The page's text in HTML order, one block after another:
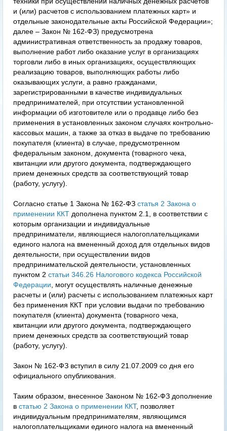
и (или) расчетов с использованием платежных карт» и
отдельные законодательные акты Российской Федерации»;
далее – Закон № 162-ФЗ) предусмотрена
административная ответственность за продажу товаров,
выполнение работ либо оказание услуг в организациях
торговли либо в иных организациях, осуществляющих
реализацию товаров, выполняющих работы либо
оказывающих услуги, а равно гражданами,
зарегистрированными в качестве индивидуальных
предпринимателей, при отсутствии установленной
информации об изготовителе или о продавце либо без
применения в установленных законом случаях контрольно-
кассовых машин, а также за отказ в выдаче по требованию
покупателя (клиента) в случае, предусмотренном
федеральным законом, документа (товарного чека,
квитанции или другого документа, подтверждающего
прием денежных средств за соответствующий товар
(работу, услугу).
Согласно статье 1 Закона № 162-ФЗ статья 2 Закона о
применении ККТ дополнена пунктом 2.1, в соответствии с
которым организации и индивидуальные
предприниматели, являющиеся налогоплательщиками
единого налога на вмененный доход для отдельных видов
деятельности, при осуществлении видов
предпринимательской деятельности, установленных
пунктом 2 статьи 346.26 Налогового кодекса Российской
Федерации , могут осуществлять наличные денежные
расчеты и (или) расчеты с использованием платежных карт
без применения ККТ при условии выдачи по требованию
покупателя (клиента) документа (товарного чека,
квитанции или другого документа, подтверждающего
прием денежных средств за соответствующий товар
(работу, услугу).
Закон № 162-ФЗ вступил в силу 21.07.2009 со дня его
официального опубликования.
Таким образом, внесенное Законом № 162-ФЗ дополнение
в статью 2 Закона о применении ККТ, позволяет
индивидуальным предпринимателям, являющимся
налогоплательщиками единого налога на вмененный